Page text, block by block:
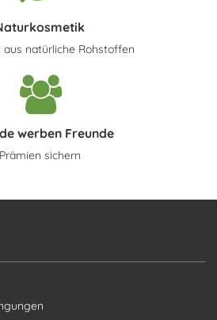
natürliche Rohstoffen
werben Freunde
Prämien sichern